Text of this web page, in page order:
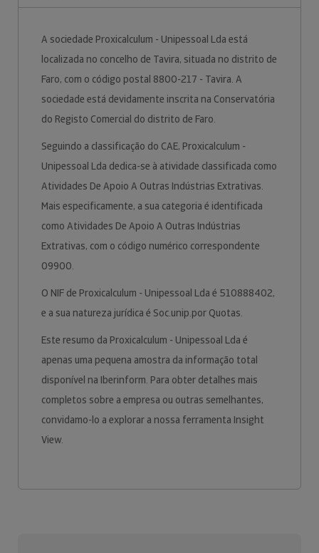
A sociedade Proxicalculum - Unipessoal Lda está
localizada no concelho de Tavira, situada no distrito de
Faro, com o código postal 8800-217 - Tavira. A
sociedade está devidamente inscrita na Conservatória
do Registo Comercial do distrito de Faro.
Seguindo a classificação do CAE, Proxicalculum -
Unipessoal Lda dedica-se à atividade classificada como
Atividades De Apoio A Outras Indústrias Extrativas.
Mais especificamente, a sua categoria é identificada
como Atividades De Apoio A Outras Indústrias
Extrativas, com o código numérico correspondente
09900.
O NIF de Proxicalculum - Unipessoal Lda é 510888402,
e a sua natureza jurídica é Soc.unip.por Quotas.
Este resumo da Proxicalculum - Unipessoal Lda é
apenas uma pequena amostra da informação total
disponível na Iberinform. Para obter detalhes mais
completos sobre a empresa ou outras semelhantes,
convidamo-lo a explorar a nossa ferramenta Insight
View.